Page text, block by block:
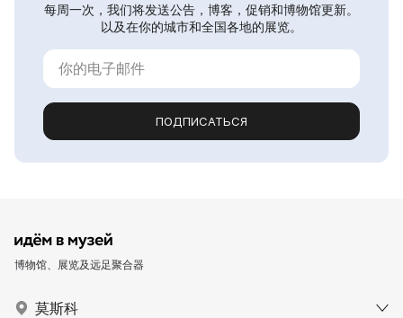
每周一次，我们将发送公告，博客，促销和博物馆更新。
以及在你的城市和全国各地的展览。
ПОДПИСАТЬСЯ
博物馆、展览及远足聚合器
莫斯科